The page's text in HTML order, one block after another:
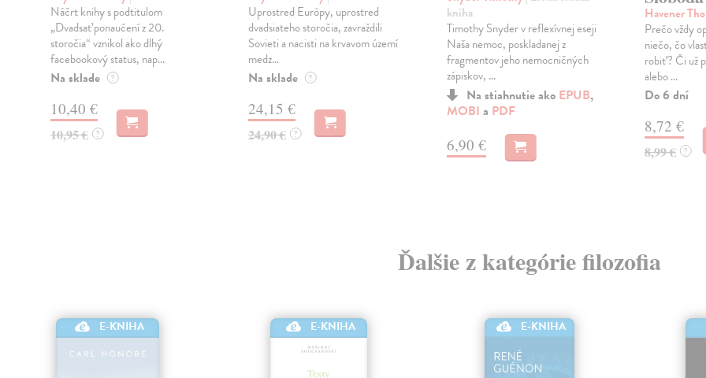
Náčrt knihy s podtitulom
„Dvadsať ponaučení z 20.
storočia“ vznikol ako dlhý
facebookový status, nap...
Na sklade ?
10,40 €
10,95 € ?
Uprostred Európy, uprostred
dvadsiateho storočia, zavraždili
Sovieti a nacisti na krvavom území
medz...
Na sklade ?
24,15 €
24,90 € ?
kniha
Timothy Snyder v reflexívnej eseji
Naša nemoc, poskladanej z
fragmentov jeho nemocničných
zápiskov, ...
Na stiahnutie ako EPUB,
MOBI a PDF
6,90 €
Havener
Prečo vždy
niečo, čo
robiť? Či už
alebo ...
Do 6 dní
8,72 €
8,99 € ?
Ďalšie z kategórie filozofia
E-KNIHA E-KNIHA E-KNIHA